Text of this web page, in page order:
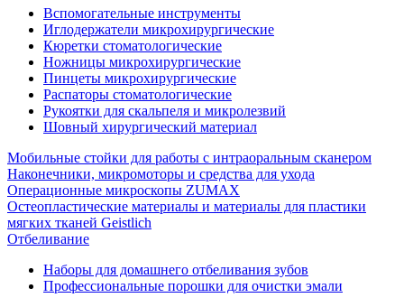
Вспомогательные инструменты
Иглодержатели микрохирургические
Кюретки стоматологические
Ножницы микрохирургические
Пинцеты микрохирургические
Распаторы стоматологические
Рукоятки для скальпеля и микролезвий
Шовный хирургический материал
Мобильные стойки для работы с интраоральным сканером
Наконечники, микромоторы и средства для ухода
Операционные микроскопы ZUMAX
Остеопластические материалы и материалы для пластики
мягких тканей Geistlich
Отбеливание
Наборы для домашнего отбеливания зубов
Профессиональные порошки для очистки эмали